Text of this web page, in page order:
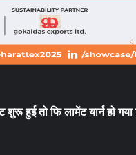
शुरू हुई तो फि लामेंट यार्न हो गया